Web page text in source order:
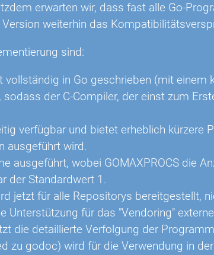
erwarten wir, dass fast alle Go-
weiterhin das
sind:
vollständig in Go geschrieben (mit einem
der C-Compiler, der einst zum
verfügbar und bietet erheblich kürzere
ausgeführt wird.
ausgeführt, wobei GOMAXPROCS die
der Standardwert 1.
jetzt für alle Repositorys bereitgestellt,
Unterstützung für das "Vendoring"
die detaillierte Verfolgung der
zu godoc) wird für die Verwendung in